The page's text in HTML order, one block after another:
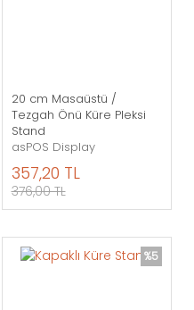
20 cm Masaüstü /
Tezgah Önü Küre Pleksi
Stand
asPOS Display
357,20 TL
376,00 TL
%5